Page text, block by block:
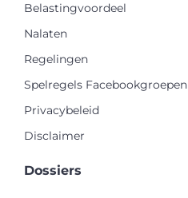
Belastingvoordeel
Nalaten
Regelingen
Spelregels Facebookgroepen
Privacybeleid
Disclaimer
Dossiers